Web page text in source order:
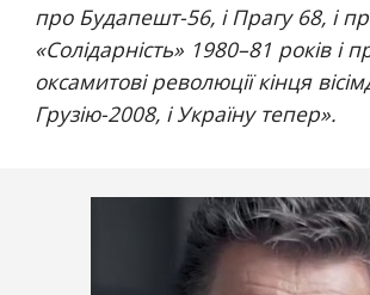
про Будапешт-56, і Прагу 68, і
«Солідарність» 1980–81 років і
оксамитові революції кінця
Грузію-2008, і Україну тепер».